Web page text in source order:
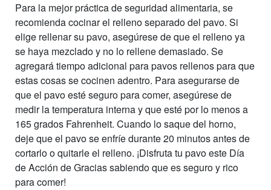
Para la mejor práctica de seguridad alimentaria, se
recomienda cocinar el relleno separado del pavo. Si
elige rellenar su pavo, asegúrese de que el relleno ya
se haya mezclado y no lo rellene demasiado. Se
agregará tiempo adicional para pavos rellenos para que
estas cosas se cocinen adentro. Para asegurarse de
que el pavo esté seguro para comer, asegúrese de
medir la temperatura interna y que esté por lo menos a
165 grados Fahrenheit. Cuando lo saque del horno,
deje que el pavo se enfríe durante 20 minutos antes de
cortarlo o quitarle el relleno. ¡Disfruta tu pavo este Día
de Acción de Gracias sabiendo que es seguro y rico
para comer!